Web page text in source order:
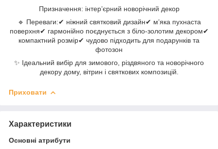
Призначення: інтер’єрний новорічний декор
🔹 Переваги:✔ ніжний святковий дизайн✔ м’яка пухнаста
поверхня✔ гармонійно поєднується з біло-золотим декором✔
компактний розмір✔ чудово підходить для подарунків та
фотозон
✨ Ідеальний вибір для зимового, різдвяного та новорічного
декору дому, вітрин і святкових композицій.
Приховати
Характеристики
Основні атрибути